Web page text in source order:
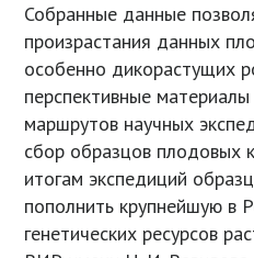
Собранные данные
произрастания данных
особенно дикорастущих
перспективные
маршрутов научных
сбор образцов плодовых
итогам экспедиций
пополнить крупнейшую в
генетических ресурсов